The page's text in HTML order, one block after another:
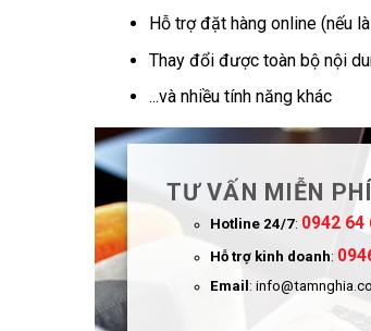
Hỗ trợ đặt hàng online (nếu
Thay đổi được toàn bộ nội
...và nhiều tính năng khác
TƯ VẤN MIỄN PHÍ
Hotline 24/7: 0942 64
Hỗ trợ kinh doanh:
Email :